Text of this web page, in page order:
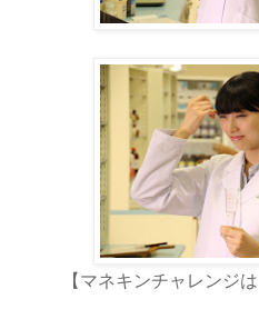
【マネキンチャレンジ